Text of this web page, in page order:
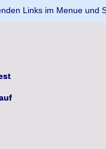
Links im Menue und